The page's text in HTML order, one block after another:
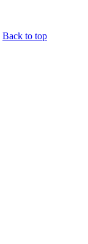
Back to top